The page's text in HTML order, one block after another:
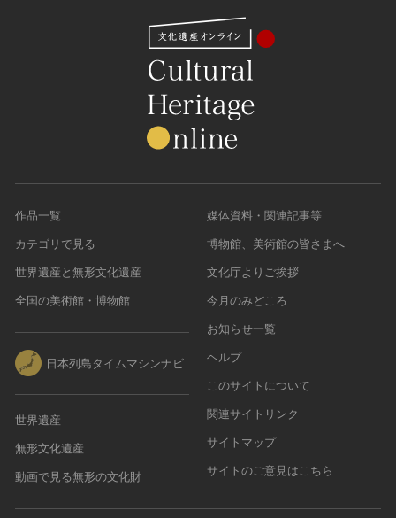
作品一覧
カテゴリで見る
世界遺産と無形文化遺産
全国の美術館・博物館
日本列島タイムマシンナビ
世界遺産
無形文化遺産
動画で見る無形の文化財
媒体資料・関連記事等
博物館、美術館の皆さまへ
文化庁よりご挨拶
今月のみどころ
お知らせ一覧
ヘルプ
このサイトについて
関連サイトリンク
サイトマップ
サイトのご意見はこちら